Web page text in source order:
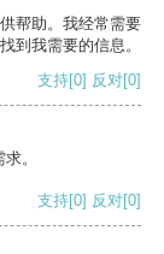
帮助。我经常需要
到我需要的信息。
支持[0] 反对[0]
。
支持[0] 反对[0]